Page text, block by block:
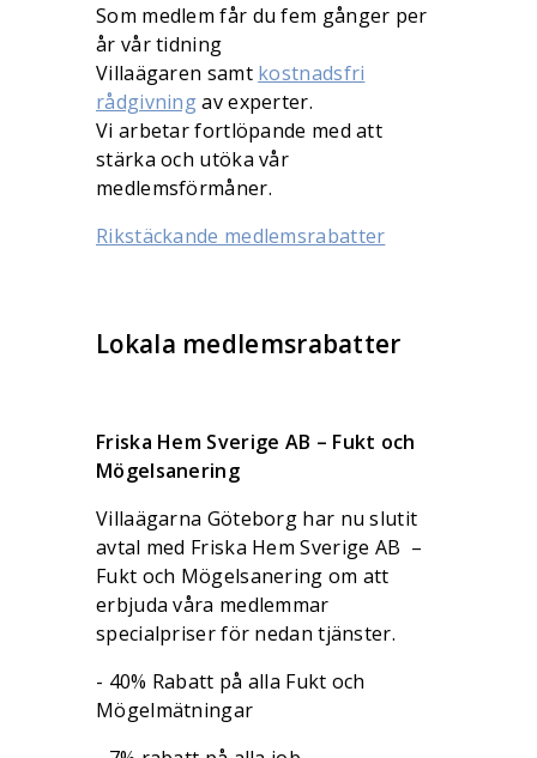
Som medlem får du fem gånger per
år vår tidning
Villaägaren samt kostnadsfri
rådgivningav experter.
Vi arbetar fortlöpande med att
stärka och utöka vår
medlemsförmåner.
Rikstäckande medlemsrabatter
Lokala medlemsrabatter
Friska Hem Sverige AB – Fukt och
Mögelsanering
Villaägarna Göteborg har nu slutit
avtal med Friska Hem Sverige AB –
Fukt och Mögelsanering om att
erbjuda våra medlemmar
specialpriser för nedan tjänster.
- 40% Rabatt på alla Fukt och
Mögelmätningar